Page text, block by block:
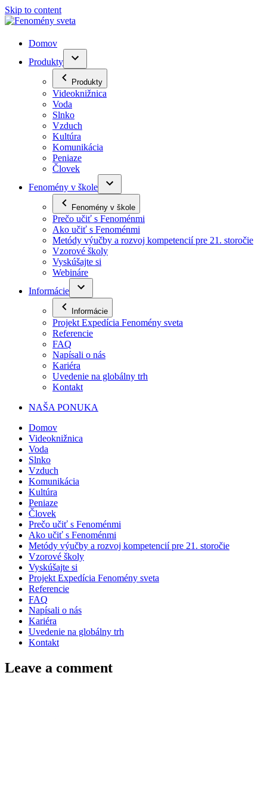
Skip to content
Domov
Produkty
Produkty
Videoknižnica
Voda
Slnko
Vzduch
Kultúra
Komunikácia
Peniaze
Človek
Fenomény v škole
Fenomény v škole
Prečo učiť s Fenoménmi
Ako učiť s Fenoménmi
Metódy výučby a rozvoj kompetencií pre 21. storočie
Vzorové školy
Vyskúšajte si
Webináre
Informácie
Informácie
Projekt Expedícia Fenomény sveta
Referencie
FAQ
Napísali o nás
Kariéra
Uvedenie na globálny trh
Kontakt
NAŠA PONUKA
Domov
Videoknižnica
Voda
Slnko
Vzduch
Komunikácia
Kultúra
Peniaze
Človek
Prečo učiť s Fenoménmi
Ako učiť s Fenoménmi
Metódy výučby a rozvoj kompetencií pre 21. storočie
Vzorové školy
Vyskúšajte si
Projekt Expedícia Fenomény sveta
Referencie
FAQ
Napísali o nás
Kariéra
Uvedenie na globálny trh
Kontakt
Leave a comment